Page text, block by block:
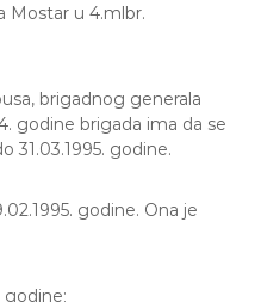
r
a
d
a
Mostar u 4.mlbr.
brigadnog generala
godine brigada ima da se
31.03.1995. godine.
godine. Ona je
godine;